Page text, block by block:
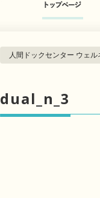
人間ドックセンター ウェル
dual_n_3